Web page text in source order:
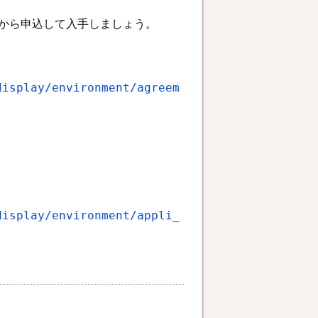
申込して入手しましょう。
environment/agreem
environment/appli_